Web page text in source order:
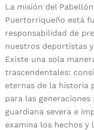
La misión del
Puertorriqueño está
responsabilidad de
nuestros deportistas
Existe una sola
trascendentales:
eternas de la historia
para las
guardiana severa e
examina los hechos y